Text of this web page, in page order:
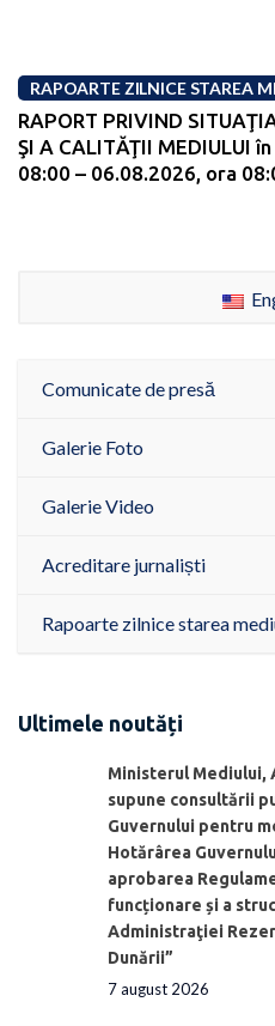
RAPOARTE ZILNICE STAREA
RAPORT PRIVIND
ŞI A CALITĂŢII MEDIULUI
08:00 – 06.08.2026, ora
Comunicate de presă
Galerie Foto
Galerie Video
Acreditare jurnaliști
Rapoarte zilnice starea
Ultimele noutăți
Ministerul Mediului,
supune consultării
Guvernului pentru
Hotărârea
aprobarea
funcționare și a
Administraţiei
Dunării”
7 august 2026